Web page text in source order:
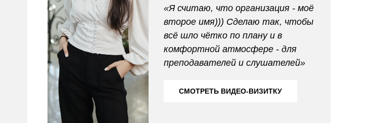
«Я считаю, что организация - моё
второе имя))) Сделаю так, чтобы
всё шло чётко по плану и в
комфортной атмосфере - для
преподавателей и слушателей»
СМОТРЕТЬ ВИДЕО-ВИЗИТКУ